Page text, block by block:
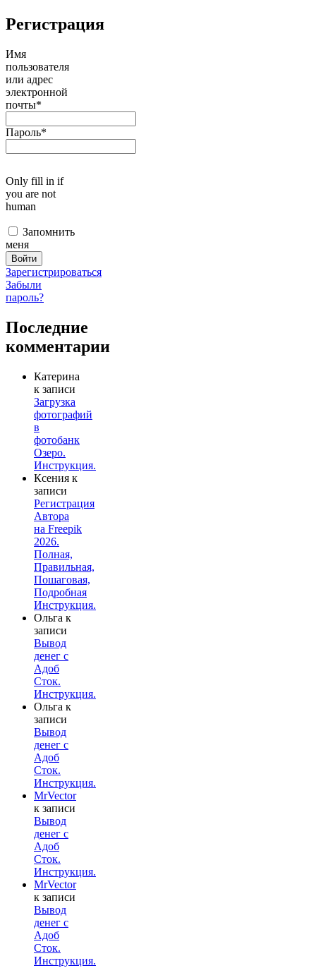
Регистрация
Имя
пользователя
или адрес
электронной
почты*
Пароль*
Only fill in if
you are not
human
Запомнить
меня
Зарегистрироваться
Забыли
пароль?
Последние
комментарии
Катерина
к записи
Загрузка
фотографий
в
фотобанк
Озеро.
Инструкция.
Ксения к
записи
Регистрация
Автора
на Freepik
2026.
Полная,
Правильная,
Пошаговая,
Подробная
Инструкция.
Ольга к
записи
Вывод
денег с
Адоб
Сток.
Инструкция.
Ольга к
записи
Вывод
денег с
Адоб
Сток.
Инструкция.
MrVector
к записи
Вывод
денег с
Адоб
Сток.
Инструкция.
MrVector
к записи
Вывод
денег с
Адоб
Сток.
Инструкция.